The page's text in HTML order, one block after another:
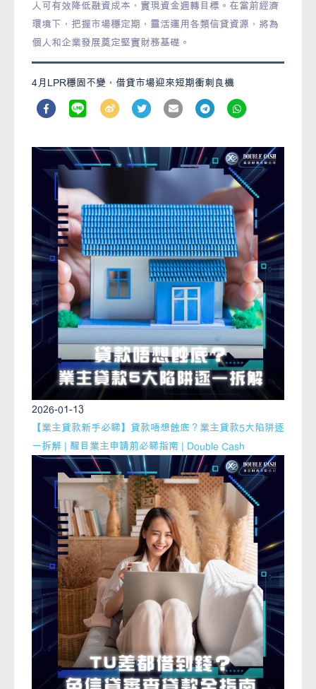
人可有效降低融資成本，實現資金週轉目標。在當前經濟
環境下，把握市場穩定期，靈活運用各類信貸資源，將為
個人和企業發展奠定堅實財務基礎。
4月LPR穩固不變，借貸市場迎來短期衝刺良機
2026-01-13
【業主貸款新手必睇】貸款唔想蝕底？業主貸款5大陷阱逐
一拆解 | 醒目業主申請前必睇指南 | Double Cash